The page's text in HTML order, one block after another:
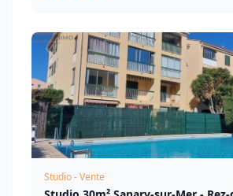
Studio - Vente